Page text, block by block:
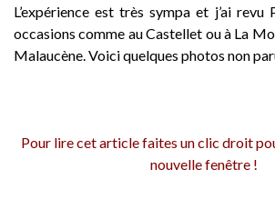
L’expérience est très sympa et j’ai revu
occasions comme au Castellet ou à La
Malaucène. Voici quelques photos non
Pour lire cet article faites un clic droit
nouvelle fenêtre !